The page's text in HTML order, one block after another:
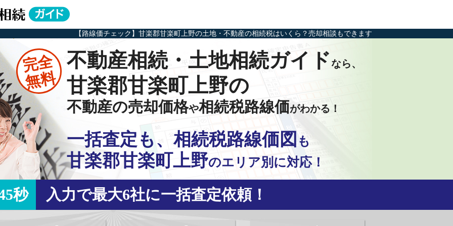
【路線価チェック】甘楽郡甘楽町上野の土地・不動産の相続税はいくら？売却相談もできます
完全
無料
不動産相続・土地相続ガイドなら、
甘楽郡甘楽町上野の
不動産の売却価格や相続税路線価がわかる！
一括査定も、相続税路線価図 も
甘楽郡甘楽町上野のエリア別に対応！
秒 入力で最大6社に一括査定依頼！